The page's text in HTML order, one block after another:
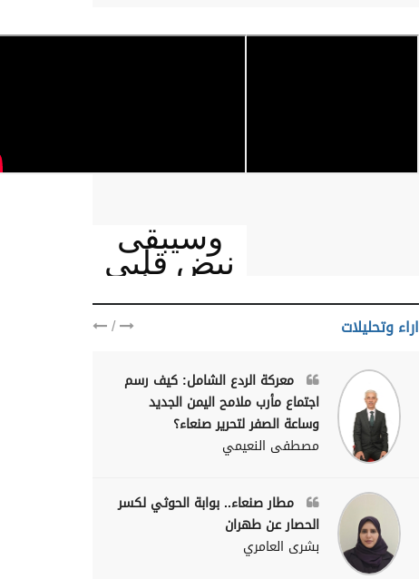
وسيبقى
نبض قلبي
يمنيا
اراء وتحليلات /
معركة الردع الشامل: كيف رسم
اجتماع مأرب ملامح اليمن الجديد
وساعة الصفر لتحرير صنعاء؟
مصطفى النعيمي
مطار صنعاء.. بوابة الحوثي لكسر
الحصار عن طهران
بشرى العامري